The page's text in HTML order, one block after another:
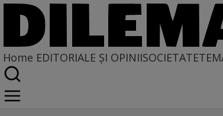
Home EDITORIALE ȘI OPINIISOCIETATE